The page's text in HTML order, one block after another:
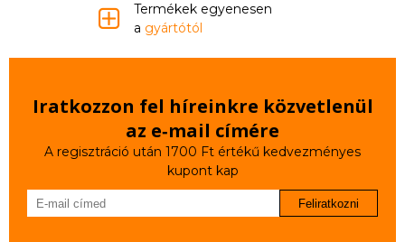
Termékek egyenesen
a gyártótól
Iratkozzon fel híreinkre közvetlenül
az e‑mail címére
A regisztráció után 1700 Ft értékű kedvezményes
kupont kap
Feliratkozni